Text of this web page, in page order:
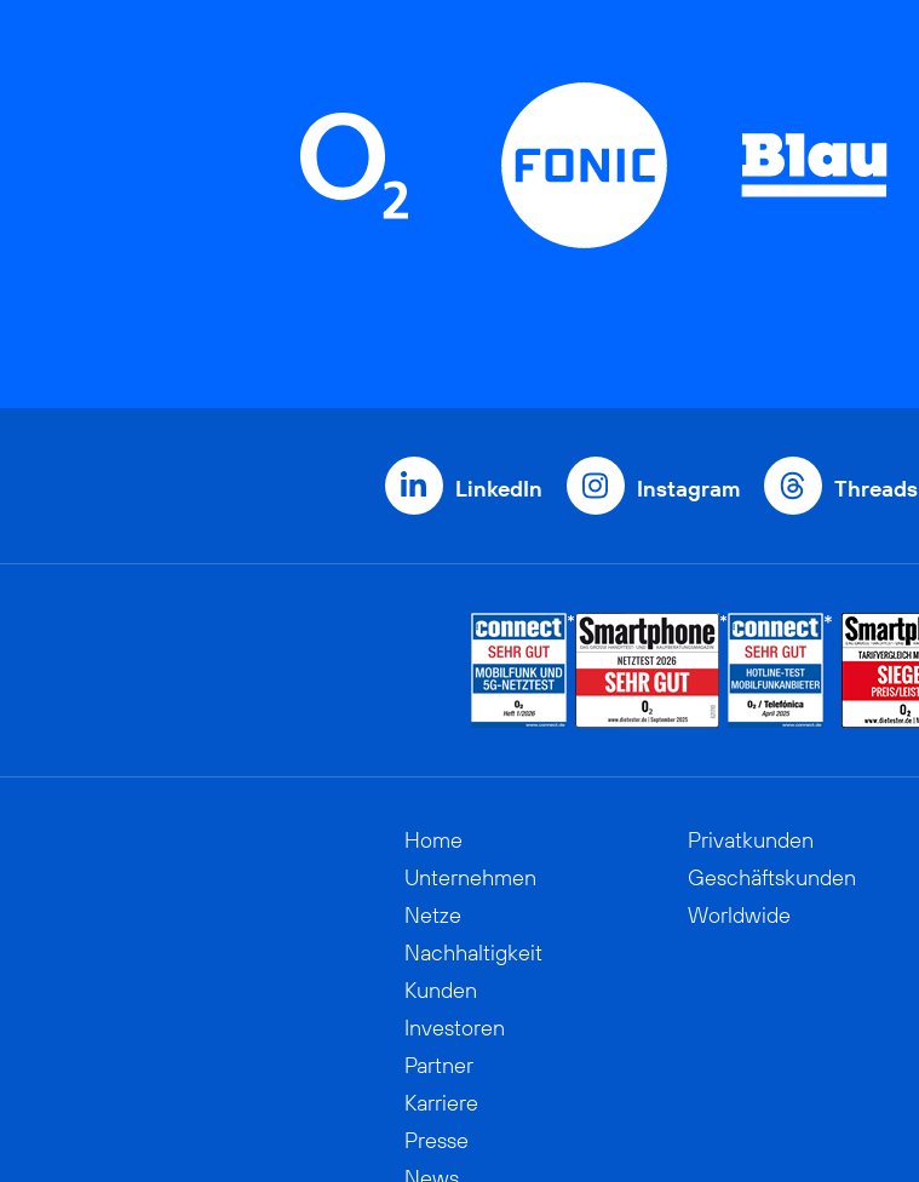
LinkedIn Instagram Threads
Home
Unternehmen
Netze
Nachhaltigkeit
Kunden
Investoren
Partner
Karriere
Presse
Privatkunden
Geschäftskunden
Worldwide